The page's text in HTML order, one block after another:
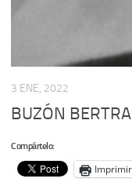
3 ENE, 2022
BUZÓN
Compártelo:
Imprimir